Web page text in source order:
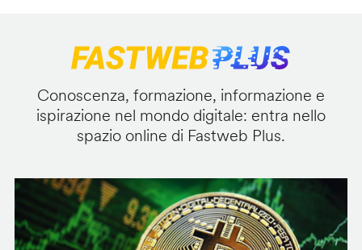
Conoscenza, formazione, informazione e
ispirazione nel mondo digitale: entra nello
spazio online di Fastweb Plus.